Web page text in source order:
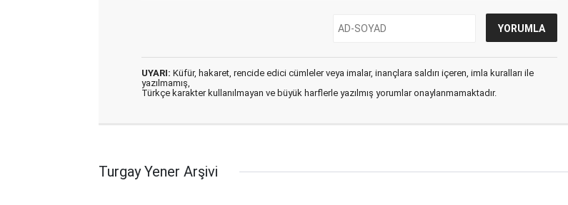
UYARI: Küfür, hakaret, rencide edici cümleler veya imalar, inançlara saldırı içeren, imla kuralları ile
yazılmamış,
Türkçe karakter kullanılmayan ve büyük harflerle yazılmış yorumlar onaylanmamaktadır.
Turgay Yener Arşivi